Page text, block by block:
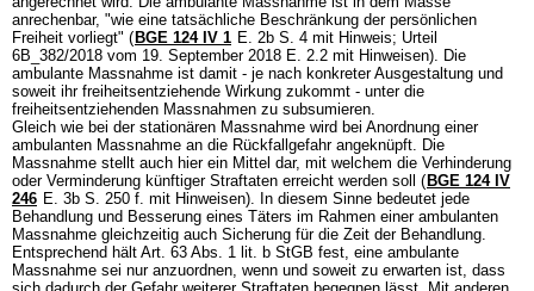
anrechenbar, "wie eine tatsächliche Beschränkung der persönlichen
Freiheit vorliegt" ( BGE 124 IV 1 E. 2b S. 4 mit Hinweis; Urteil
6B_382/2018 vom 19. September 2018 E. 2.2 mit Hinweisen). Die
ambulante Massnahme ist damit - je nach konkreter Ausgestaltung und
soweit ihr freiheitsentziehende Wirkung zukommt - unter die
freiheitsentziehenden Massnahmen zu subsumieren.
Gleich wie bei der stationären Massnahme wird bei Anordnung einer
ambulanten Massnahme an die Rückfallgefahr angeknüpft. Die
Massnahme stellt auch hier ein Mittel dar, mit welchem die Verhinderung
oder Verminderung künftiger Straftaten erreicht werden soll ( BGE 124 IV
246 E. 3b S. 250 f. mit Hinweisen). In diesem Sinne bedeutet jede
Behandlung und Besserung eines Täters im Rahmen einer ambulanten
Massnahme gleichzeitig auch Sicherung für die Zeit der Behandlung.
Entsprechend hält Art. 63 Abs. 1 lit. b StGB fest, eine ambulante
Massnahme sei nur anzuordnen, wenn und soweit zu erwarten ist, dass